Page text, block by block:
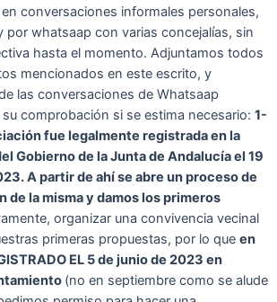
conversaciones informales personales,
por whatsaap con varias concejalías, sin
hasta el momento. Adjuntamos todos
mencionados en este escrito, y
las conversaciones de Whatsaap
comprobación si se estima necesario: 1-
fue legalmente registrada en la
Gobierno de la Junta de Andalucía el 19
A partir de ahí se abre un proceso de
de la misma y damos los primeros
organizar una convivencia vecinal
primeras propuestas, por lo que en
EL 5 de junio de 2023 en
(no en septiembre como se alude